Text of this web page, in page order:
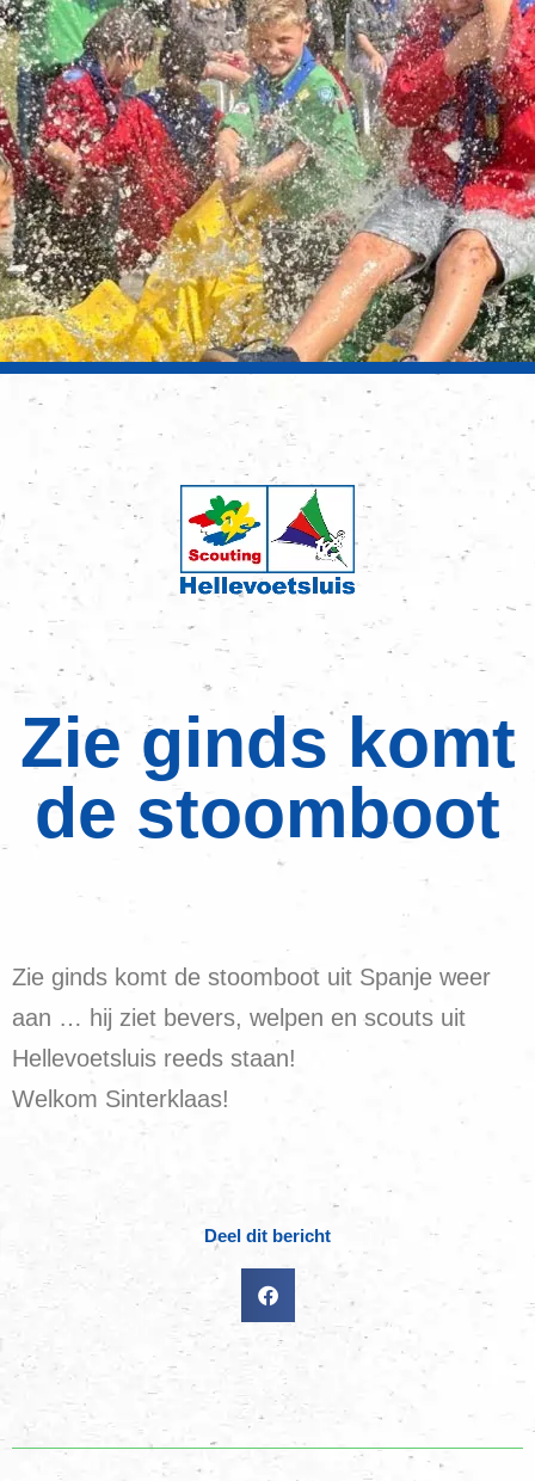
Zie ginds komt
de stoomboot
Zie ginds komt de stoomboot uit Spanje weer
aan … hij ziet bevers, welpen en scouts uit
Hellevoetsluis reeds staan!
Welkom Sinterklaas!
Deel dit bericht